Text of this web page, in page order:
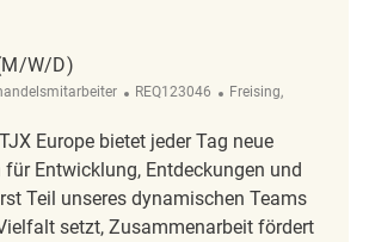
W/D)
ReqId
REQ123046 Ort
Freising,
Europe bietet jeder Tag neue
Entwicklung, Entdeckungen und
Teil unseres dynamischen Teams
setzt, Zusammenarbeit fördert